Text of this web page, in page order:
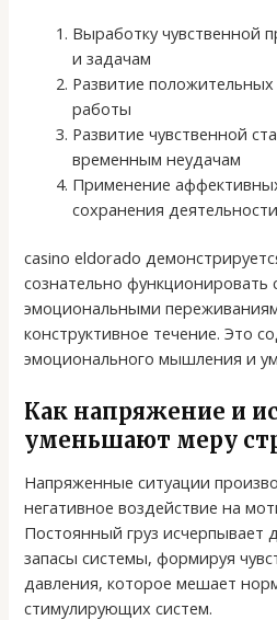
Выработку чувственной
и задачам
Развитие положительных
работы
Развитие чувственной
временным неудачам
Применение
сохранения деятельности
casino eldorado
сознательно функционировать
эмоциональными
конструктивное течение. Это
эмоционального мышления и
Как напряжение и
уменьшают меру
Напряженные ситуации
негативное воздействие на
Постоянный груз исчерпывает
запасы системы, формируя
давления, которое мешает
стимулирующих систем.